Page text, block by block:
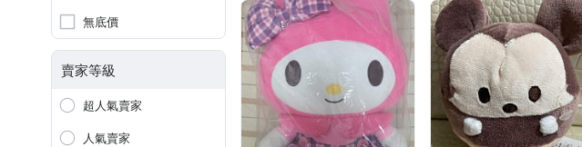
無底價
賣家等級
超人氣賣家
人氣賣家